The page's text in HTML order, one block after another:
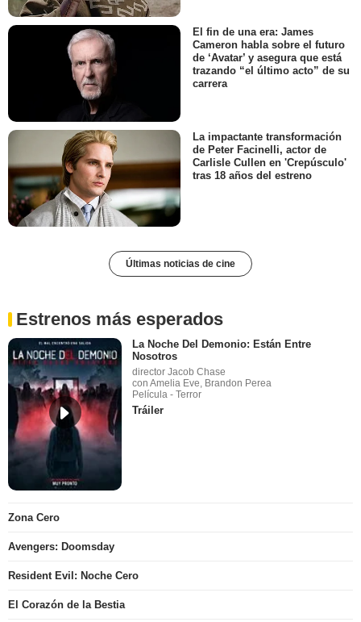
El fin de una era: James
Cameron habla sobre el futuro
de ‘Avatar’ y asegura que está
trazando “el último acto” de su
carrera
La impactante transformación
de Peter Facinelli, actor de
Carlisle Cullen en 'Crepúsculo'
tras 18 años del estreno
Últimas noticias de cine
Estrenos más esperados
La Noche Del Demonio: Están Entre
Nosotros
director Jacob Chase
con Amelia Eve, Brandon Perea
Película - Terror
Tráiler
Zona Cero
Avengers: Doomsday
Resident Evil: Noche Cero
El Corazón de la Bestia